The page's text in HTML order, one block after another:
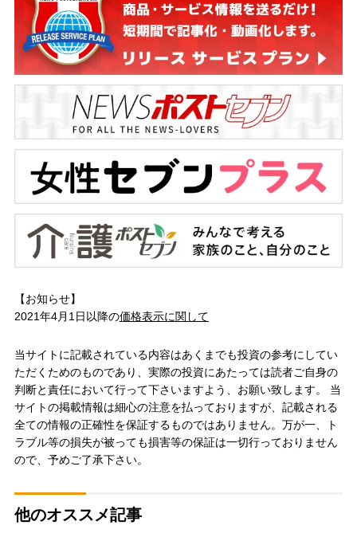
【お知らせ】
2021年4月1日以降の価格表示に関して
当サイトに記載されている内容はあくまでも投資の参考にしてい
ただくためのものであり、実際の投資にあたっては読者ご自身の
判断と責任において行って下さいますよう、お願い致します。 当
サイトの掲載情報は細心の注意を払っておりますが、記載される
全ての情報の正確性を保証するものではありません。万が一、ト
ラブル等の損失が被っても損害等の保証は一切行っておりません
ので、予めご了承下さい。
他のオススメ記事